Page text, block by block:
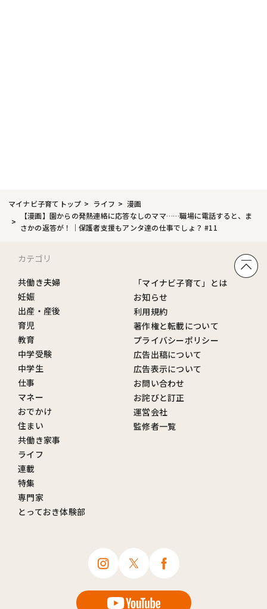
マイナビ子育てトップ ライフ
漫画
【漫画】園からの発熱連絡に応答なしのママ……職場に電話すると、ま
さかの返答が！｜保護者支援もアンタ達の仕事でしょ？ #11
カテゴリ
共働き夫婦
妊娠
出産・産後
育児
教育
中学受験
中学生
仕事
マネー
おでかけ
住まい
共働き家事
ライフ
連載
特集
専門家
とっておき体験部
「マイナビ子育て」とは
お知らせ
利用規約
著作権と転載について
プライバシーポリシー
広告出稿について
広告表示について
お問い合わせ
お詫びと訂正
運営会社
監修者一覧